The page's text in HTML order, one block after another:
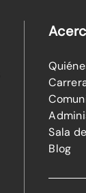
Sala
Blog